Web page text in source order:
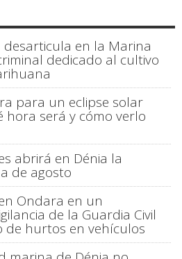
desarticula en la Marina
dedicado al cultivo
para un eclipse solar
hora será y cómo verlo
abrirá en Dénia la
de agosto
Ondara en un
de la Guardia Civil
de hurtos en vehículos